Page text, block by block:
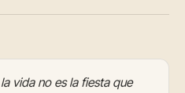
vida no es la fiesta que